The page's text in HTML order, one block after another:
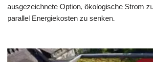
ausgezeichnete Option, ökologische Strom
parallel Energiekosten zu senken.